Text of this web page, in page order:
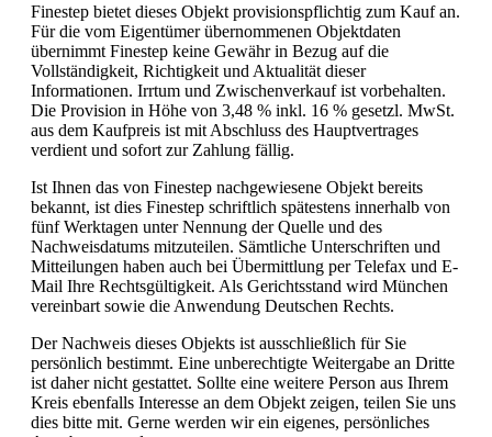
Finestep bietet dieses Objekt provisionspflichtig zum Kauf an.
Für die vom Eigentümer übernommenen Objektdaten
übernimmt Finestep keine Gewähr in Bezug auf die
Vollständigkeit, Richtigkeit und Aktualität dieser
Informationen. Irrtum und Zwischenverkauf ist vorbehalten.
Die Provision in Höhe von 3,48 % inkl. 16 % gesetzl. MwSt.
aus dem Kaufpreis ist mit Abschluss des Hauptvertrages
verdient und sofort zur Zahlung fällig.
Ist Ihnen das von Finestep nachgewiesene Objekt bereits
bekannt, ist dies Finestep schriftlich spätestens innerhalb von
fünf Werktagen unter Nennung der Quelle und des
Nachweisdatums mitzuteilen. Sämtliche Unterschriften und
Mitteilungen haben auch bei Übermittlung per Telefax und E-
Mail Ihre Rechtsgültigkeit. Als Gerichtsstand wird München
vereinbart sowie die Anwendung Deutschen Rechts.
Der Nachweis dieses Objekts ist ausschließlich für Sie
persönlich bestimmt. Eine unberechtigte Weitergabe an Dritte
ist daher nicht gestattet. Sollte eine weitere Person aus Ihrem
Kreis ebenfalls Interesse an dem Objekt zeigen, teilen Sie uns
dies bitte mit. Gerne werden wir ein eigenes, persönliches